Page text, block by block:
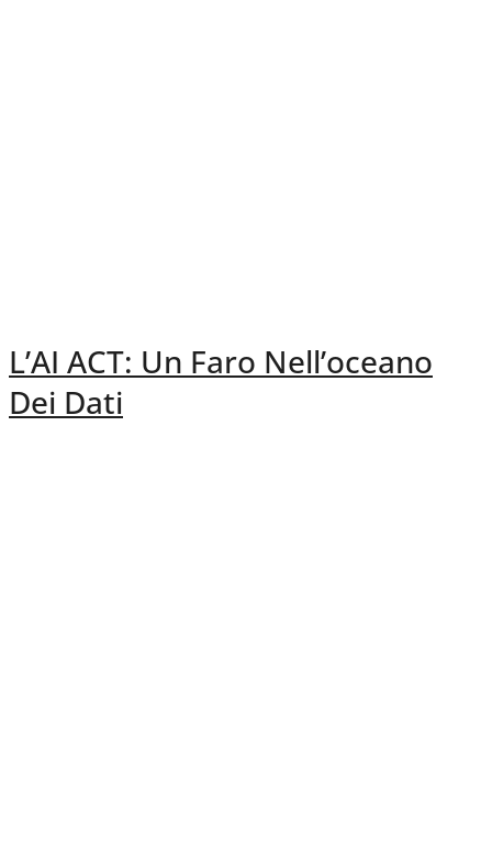
L’AI ACT: Un Faro Nell’oceano
Dei Dati